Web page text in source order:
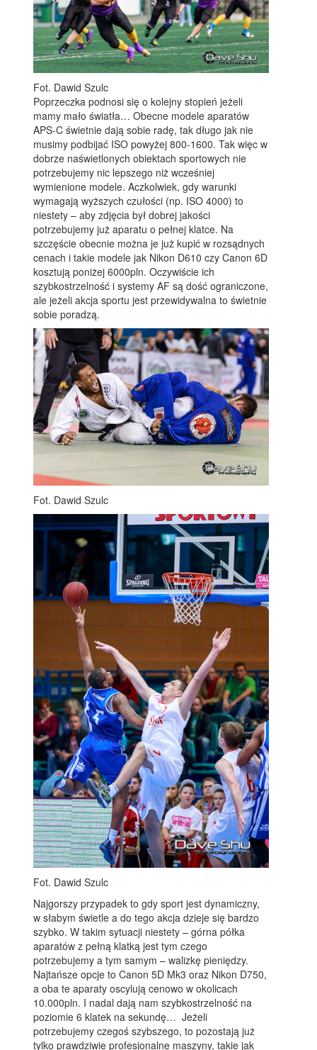
Fot. Dawid Szulc
Poprzeczka podnosi się o kolejny stopień jeżeli
mamy mało światła… Obecne modele aparatów
APS-C świetnie dają sobie radę, tak długo jak nie
musimy podbijać ISO powyżej 800-1600. Tak więc w
dobrze naświetlonych obiektach sportowych nie
potrzebujemy nic lepszego niż wcześniej
wymienione modele. Aczkolwiek, gdy warunki
wymagają wyższych czułości (np. ISO 4000) to
niestety – aby zdjęcia był dobrej jakości
potrzebujemy już aparatu o pełnej klatce. Na
szczęście obecnie można je już kupić w rozsądnych
cenach i takie modele jak Nikon D610 czy Canon 6D
kosztują poniżej 6000pln. Oczywiście ich
szybkostrzelność i systemy AF są dość ograniczone,
ale jeżeli akcja sportu jest przewidywalna to świetnie
sobie poradzą.
Fot. Dawid Szulc
Fot. Dawid Szulc
Najgorszy przypadek to gdy sport jest dynamiczny,
w słabym świetle a do tego akcja dzieje się bardzo
szybko. W takim sytuacji niestety – górna półka
aparatów z pełną klatką jest tym czego
potrzebujemy a tym samym – walizkę pieniędzy.
Najtańsze opcje to Canon 5D Mk3 oraz Nikon D750,
a oba te aparaty oscylują cenowo w okolicach
10.000pln. I nadal dają nam szybkostrzelność na
poziomie 6 klatek na sekundę… Jeżeli
potrzebujemy czegoś szybszego, to pozostają już
tylko prawdziwie profesjonalne maszyny, takie jak